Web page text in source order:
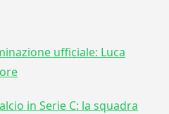
ufficiale: Luca
in Serie C: la squadra